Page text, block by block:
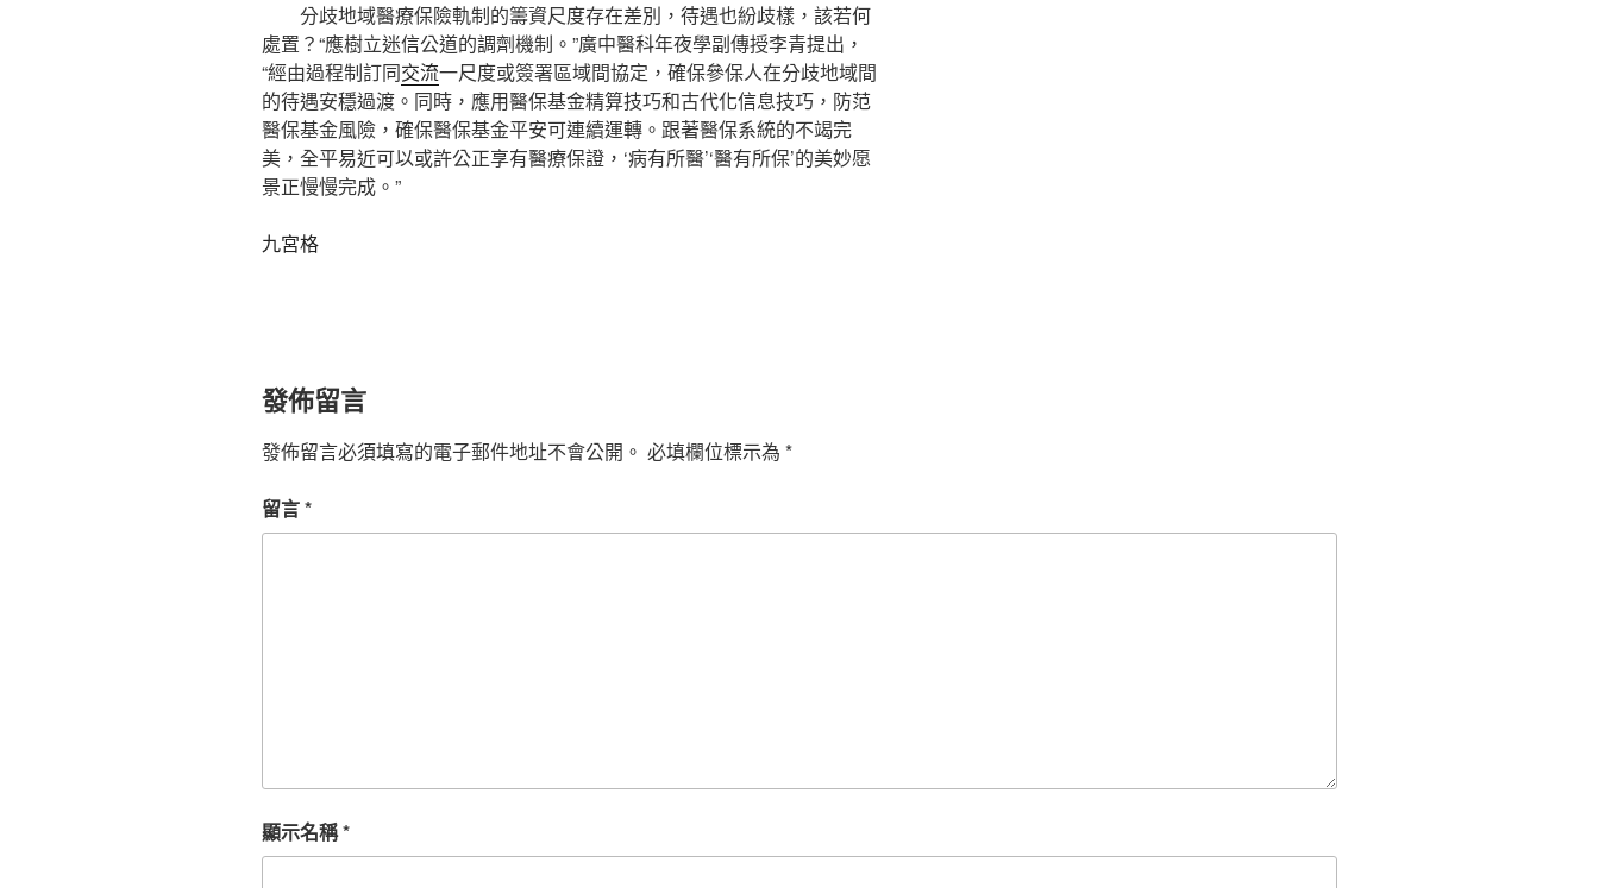
分歧地域醫療保險軌制的籌資尺度存在差別，待遇也紛歧樣，該若何
處置？“應樹立迷信公道的調劑機制。”廣中醫科年夜學副傳授李青提出，
“經由過程制訂同交流一尺度或簽署區域間協定，確保參保人在分歧地域間
的待遇安穩過渡。同時，應用醫保基金精算技巧和古代化信息技巧，防范
醫保基金風險，確保醫保基金平安可連續運轉。跟著醫保系統的不竭完
美，全平易近可以或許公正享有醫療保證，‘病有所醫’‘醫有所保’的美妙愿
景正慢慢完成。”
九宮格
發佈留言
發佈留言必須填寫的電子郵件地址不會公開。 必填欄位標示為 *
留言*
顯示名稱*